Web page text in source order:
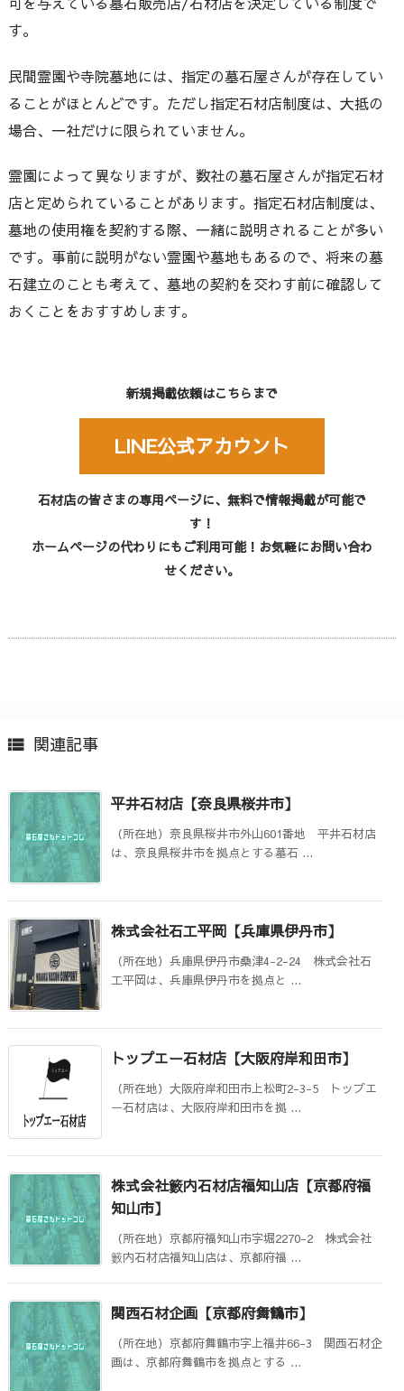
す。
民間霊園や寺院墓地には、指定の墓石屋さんが存在してい
ることがほとんどです。ただし指定石材店制度は、大抵の
場合、一社だけに限られていません。
霊園によって異なりますが、数社の墓石屋さんが指定石材
店と定められていることがあります。指定石材店制度は、
墓地の使用権を契約する際、一緒に説明されることが多い
です。事前に説明がない霊園や墓地もあるので、将来の墓
石建立のことも考えて、墓地の契約を交わす前に確認して
おくことをおすすめします。
新規掲載依頼はこちらまで
LINE公式アカウント
石材店の皆さまの専用ページに、無料で情報掲載が可能で
す！
ホームページの代わりにもご利用可能！お気軽にお問い合わ
せください。
 関連記事
平井石材店【奈良県桜井市】
（所在地）奈良県桜井市外山601番地 平井石材店
は、奈良県桜井市を拠点とする墓石 ...
株式会社石工平岡【兵庫県伊丹市】
（所在地）兵庫県伊丹市桑津4-2-24 株式会社石
工平岡は、兵庫県伊丹市を拠点と ...
トップエー石材店【大阪府岸和田市】
（所在地）大阪府岸和田市上松町2-3-5 トップエ
ー石材店は、大阪府岸和田市を拠 ...
株式会社籔内石材店福知山店【京都府福
知山市】
（所在地）京都府福知山市字堀2270-2 株式会社
籔内石材店福知山店は、京都府福 ...
関西石材企画【京都府舞鶴市】
（所在地）京都府舞鶴市字上福井66-3 関西石材企
画は、京都府舞鶴市を拠点とする ...